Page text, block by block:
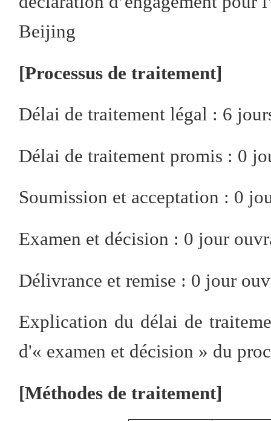
Beijing
[Processus de traitement]
Délai de traitement légal : 6
Délai de traitement promis : 0
Soumission et acceptation : 0
Examen et décision : 0 jour
Délivrance et remise : 0 jour
Explication du délai de
d'« examen et décision » du
[Méthodes de traitement]